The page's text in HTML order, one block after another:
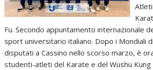
Fu. Secondo appuntamento internazionale
sport universitario italiano. Dopo i Mondiali
disputati a Cassino nello scorso marzo, è
studenti-atleti del Karate e del Wushu Kung